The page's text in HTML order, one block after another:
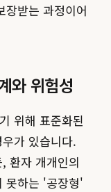
장받는 과정이어
와 위험성
위해 표준화된
가 있습니다.
환자 개개인의
못하는 '공장형'